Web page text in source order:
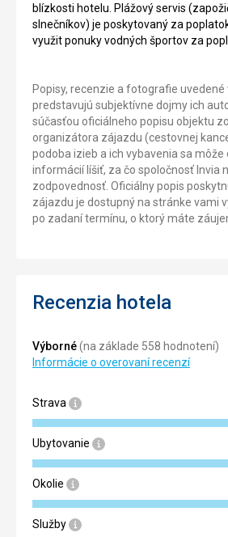
blízkosti hotelu. Plážový servis
slnečníkov) je poskytovaný za
využit ponuky vodných športov za
Popisy, recenzie a fotografie
predstavujú subjektívne dojmy ich
súčasťou oficiálneho popisu objektu
organizátora zájazdu (cestovnej
podoba izieb a ich vybavenia sa môže
informácií líšiť, za čo spoločnosť Invia
zodpovednosť. Oficiálny popis
zájazdu je dostupný na stránke vami
po zadaní termínu, o ktorý máte
Recenzia hotela
Výborné(na základe 558 hodnotení)
Informácie o overovaní recenzí
Strava
Ubytovanie
Okolie
Služby